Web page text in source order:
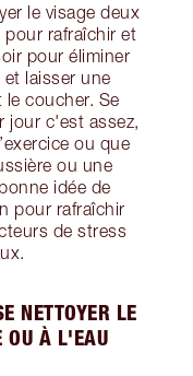
le visage deux
rafraîchir et
pour éliminer
laisser une
coucher. Se
jour c'est assez,
ou que
ou une
idée de
pour rafraîchir
de stress
NETTOYER LE
OU À L'EAU